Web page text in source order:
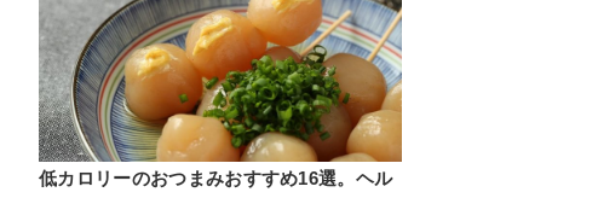
低カロリーのおつまみおすすめ16選。ヘル